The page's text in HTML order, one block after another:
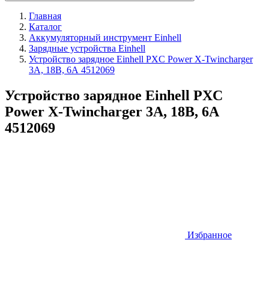
Главная
Каталог
Аккумуляторный инструмент Einhell
Зарядные устройства Einhell
Устройство зарядное Einhell PXC Power X-Twincharger
3A, 18В, 6А 4512069
Устройство зарядное Einhell PXC
Power X-Twincharger 3A, 18В, 6А
4512069
Избранное